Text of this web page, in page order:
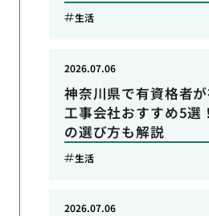
生活
神奈川県で有資格者
工事会社おすすめ5選
の選び方も解説
2026.07.06
生活
2026.07.06